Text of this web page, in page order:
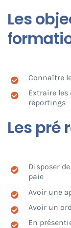
Les
Connaître
Extraire les
reportings
Les pré
Disposer
paie
Avoir une
Avoir un
En